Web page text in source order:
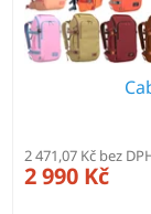
2 471,07 Kč bez
2 990 Kč